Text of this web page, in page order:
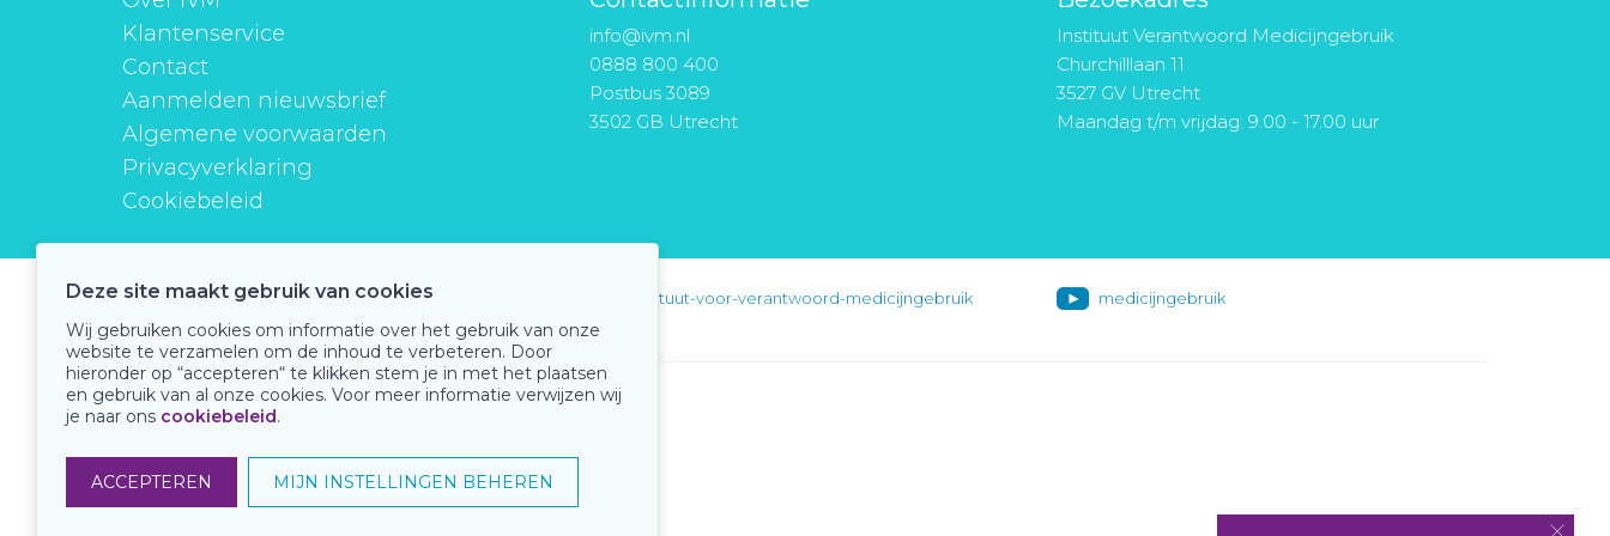
Klantenservice
Contact
Aanmelden nieuwsbrief
Algemene voorwaarden
Privacyverklaring
Cookiebeleid
info@ivm.nl
0888 800 400
Postbus 3089
3502 GB Utrecht
Instituut Verantwoord Medicijngebruik
Churchilllaan 11
3527 GV Utrecht
Maandag t/m vrijdag: 9.00 - 17.00 uur
instituutverantwoordmedicijngebruik instituut-voor-verantwoord-medicijngebruik medicijngebruik
Onze keurmerken
Deze site maakt gebruik van cookies
Wij gebruiken cookies om informatie over het gebruik van onze
website te verzamelen om de inhoud te verbeteren. Door
hieronder op “accepteren“ te klikken stem je in met het plaatsen
en gebruik van al onze cookies. Voor meer informatie verwijzen wij
je naar ons cookiebeleid.
ACCEPTEREN MIJN INSTELLINGEN BEHEREN